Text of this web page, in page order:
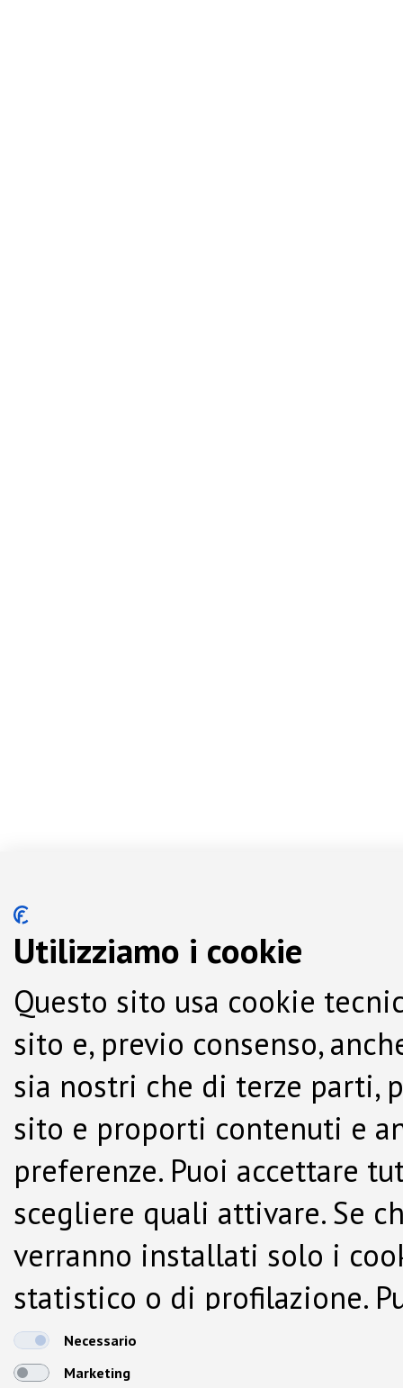
Utilizziamo i cookie
Questo sito usa cookie
sito e, previo consenso,
sia nostri che di terze parti,
sito e proporti contenuti e
preferenze. Puoi accettare
scegliere quali attivare. Se
verranno installati solo i
statistico o di profilazione.
dalla Cookie Policy.
Necessario
Marketing